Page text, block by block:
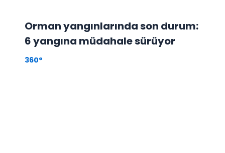
Orman yangınlarında son durum:
6 yangına müdahale sürüyor
360°